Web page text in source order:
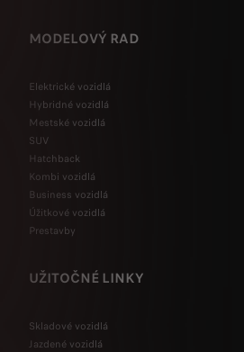
MODELOVÝ RAD
Elektrické vozidlá
Hybridné vozidlá
Mestské vozidlá
SUV
Hatchback
Kombi vozidlá
Business vozidlá
Úžitkové vozidlá
Prestavby
UŽITOČNÉ LINKY
Skladové vozidlá
Jazdené vozidlá